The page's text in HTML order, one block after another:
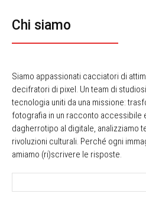
Chi siamo
Siamo appassionati cacciatori di
decifratori di pixel. Un team di
tecnologia uniti da una missione:
fotografia in un racconto accessibile
dagherrotipo al digitale, analizziamo
rivoluzioni culturali. Perché ogni
amiamo (ri)scrivere le risposte.